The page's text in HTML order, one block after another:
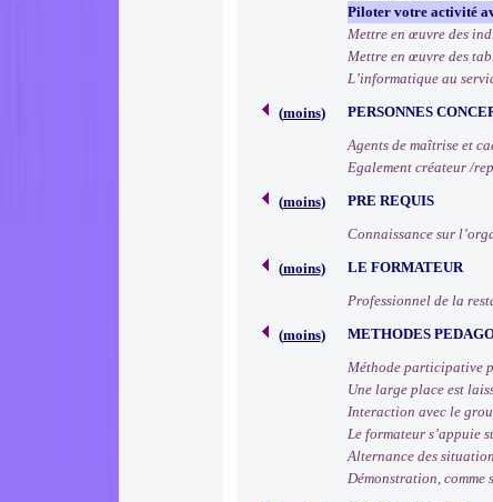
Piloter votre activité
Mettre en œuvre des
Mettre en œuvre des
L’informatique au
(moins)
PERSONNES
Agents de maîtrise et
Egalement créateur /
(moins)
PRE REQUIS
Connaissance sur
(moins)
LE FORMATEUR
Professionnel de la
(moins)
METHODES
Méthode participative
Une large place est
Interaction avec le
Le formateur s’appuie
Alternance des
Démonstration,